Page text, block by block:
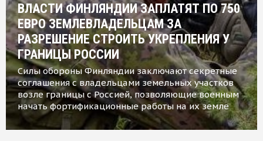
ВЛАСТИ ФИНЛЯНДИИ ЗАПЛАТЯТ ПО 750
ЕВРО ЗЕМЛЕВЛАДЕЛЬЦАМ ЗА
РАЗРЕШЕНИЕ СТРОИТЬ УКРЕПЛЕНИЯ У
ГРАНИЦЫ РОССИИ
Силы обороны Финляндии заключают секретные
соглашения с владельцами земельных участков
возле границы с Россией, позволяющие военным
начать фортификационные работы на их земле